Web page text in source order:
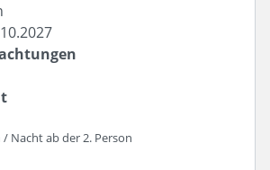
/ Nacht ab der 2. Person